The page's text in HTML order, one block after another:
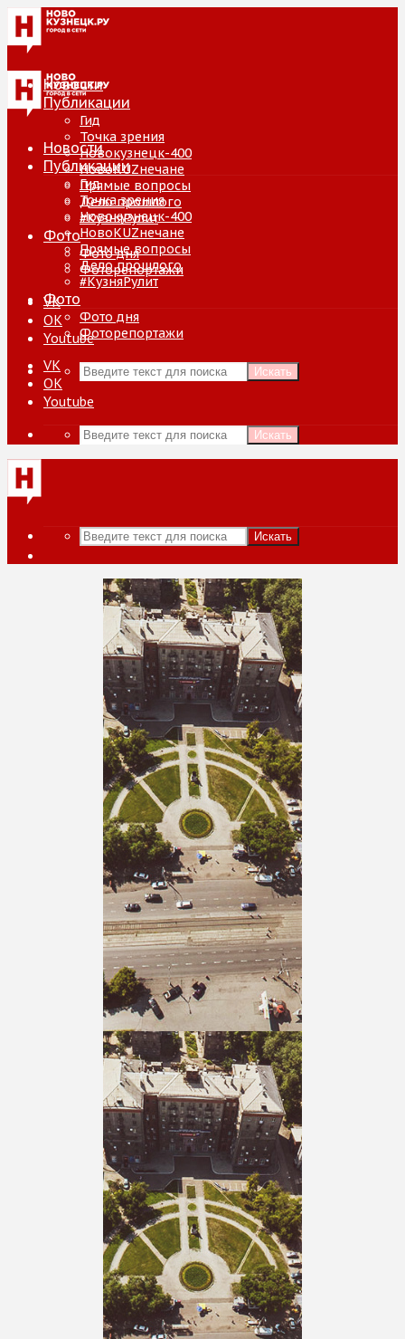
Новости
Публикации
Гид
Точка зрения
Новокузнецк-400
НовоKUZнечане
Прямые вопросы
Дело прошлого
#КузняРулит
Фото
Фото дня
Фоторепортажи
VK
ОК
Youtube
Искать
Новости
Публикации
Гид
Точка зрения
Новокузнецк-400
НовоKUZнечане
Прямые вопросы
Дело прошлого
#КузняРулит
Фото
Фото дня
Фоторепортажи
VK
ОК
Youtube
Искать
Искать